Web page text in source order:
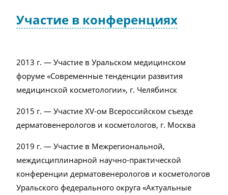
Участие в конференциях
2013 г. — Участие в Уральском медицинском
форуме «Современные тенденции развития
медицинской косметологии», г. Челябинск
2015 г. — Участие XV-ом Всероссийском съезде
дерматовенерологов и косметологов, г. Москва
2019 г. — Участие в Межрегиональной,
междисциплинарной научно-практической
конференции дерматовенерологов и косметологов
Уральского федерального округа «Актуальные